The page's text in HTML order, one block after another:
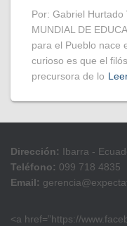
Por: Gabriel Hurtado
MUNDIAL DE
para el Pueblo nace
curioso es que el
precursora de lo
Dirección: Ibarra -
Teléfono: 099 718 4835
Email:
<a href=”https://